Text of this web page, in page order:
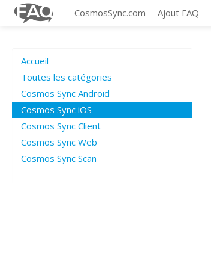
CosmosSync.com Ajout FAQ
Accueil
Toutes les catégories
Cosmos Sync Android
Cosmos Sync iOS
Cosmos Sync Client
Cosmos Sync Web
Cosmos Sync Scan